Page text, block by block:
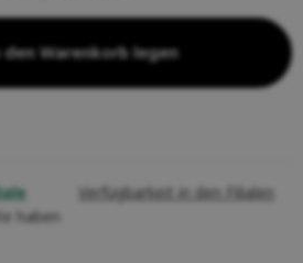
den Warenkorb legen
haben
Verfügbarkeit in den Filialen